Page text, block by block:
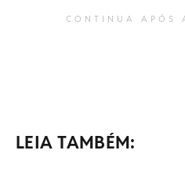
CONTINUA APÓS
LEIA TAMBÉM: